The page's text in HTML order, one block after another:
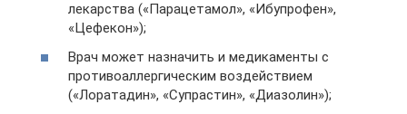
лекарства («Парацетамол», «Ибупрофен»,
«Цефекон»);
Врач может назначить и медикаменты с
противоаллергическим воздействием
(«Лоратадин», «Супрастин», «Диазолин»);